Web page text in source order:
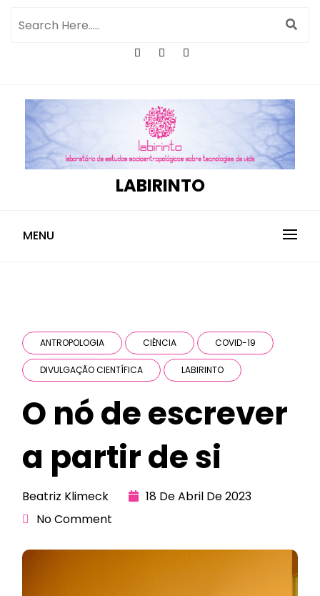
LABIRINTO
MENU
ANTROPOLOGIA CIÊNCIA COVID-19
DIVULGAÇÃO CIENTÍFICA LABIRINTO
O nó de escrever
a partir de si
Beatriz Klimeck
18 De Abril De 2023
No Comment